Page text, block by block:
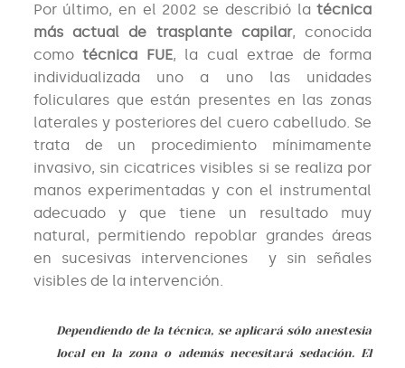
Por último, en el 2002 se describió latécnica
más actual de trasplante capilar, conocida
comotécnica FUE, la cual extrae de forma
individualizada uno a uno las unidades
foliculares que están presentes en las zonas
laterales y posteriores del cuero cabelludo. Se
trata de un procedimiento mínimamente
invasivo, sin cicatrices visibles si se realiza por
manos experimentadas y con el instrumental
adecuado y que tiene un resultado muy
natural, permitiendo repoblar grandes áreas
en sucesivas intervenciones y sin señales
visibles de la intervención.
Dependiendo de la técnica, se aplicará sólo anestesia
local en la zona o además necesitará sedación. El